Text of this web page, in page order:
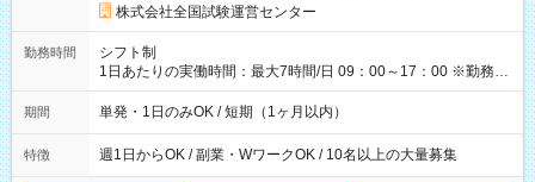
円の場合あり ・国家試験 7:00～13:30（休憩なし） 時給1,300
円（役割手当＋100円）×6時間＝日収8,400円＋交通費 【試用期
間】試用期間なし
株式会社全国試験運営センター
勤務時間
シフト制
1日あたりの実働時間：最大7時間/日 09：00～17：00 ※勤務時
間は 試験により異なります。
期間 単発・1日のみOK / 短期（1ヶ月以内）
特徴 週1日からOK / 副業・WワークOK / 10名以上の大量募集